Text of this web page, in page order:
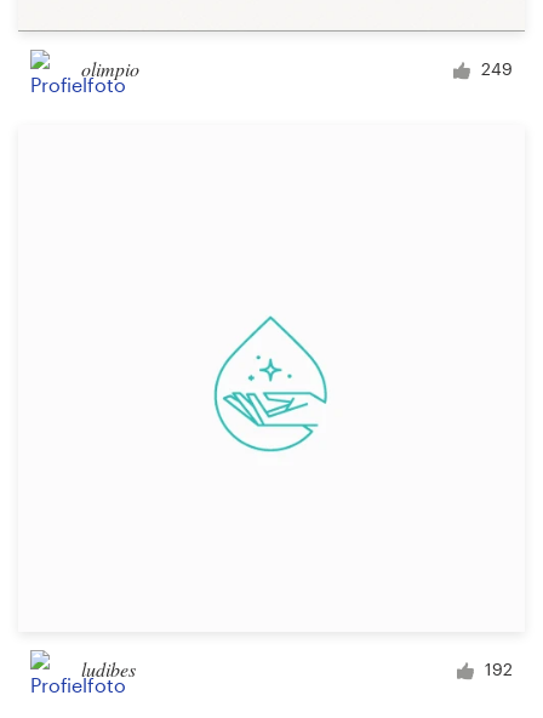
olimpio 249
ludibes 192